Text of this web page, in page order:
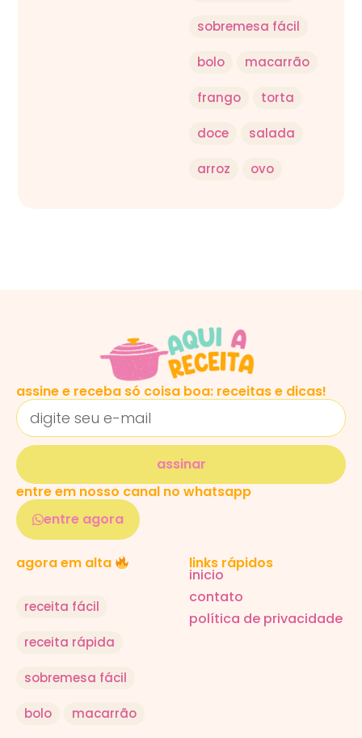
sobremesa fácil
bolo macarrão
frango torta
doce salada
arroz ovo
assine e receba só coisa boa: receitas e dicas!
assinar
entre em nosso canal no whatsapp
entre agora
agora em alta
receita fácil
receita rápida
sobremesa fácil
bolo macarrão
links rápidos
inicio
contato
política de privacidade